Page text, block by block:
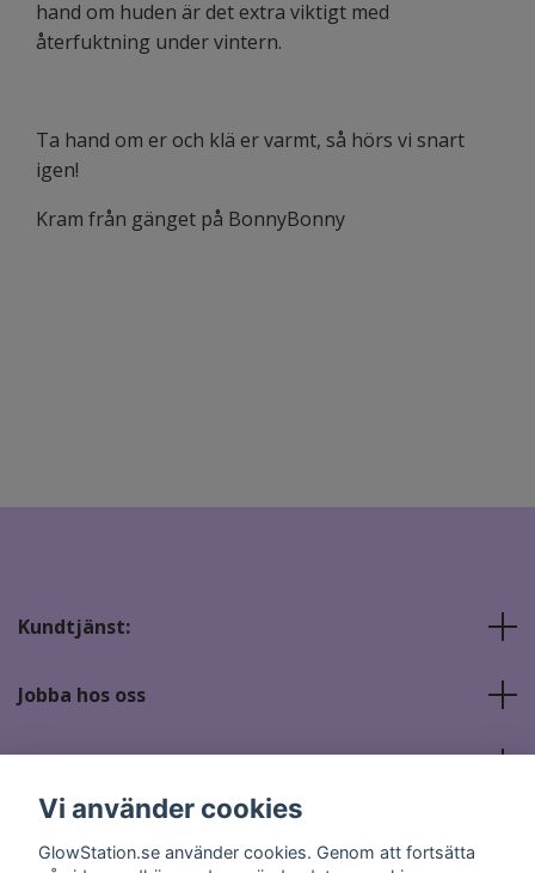
hand om huden är det extra viktigt med
återfuktning under vintern.
Ta hand om er och klä er varmt, så hörs vi snart
igen!
Kram från gänget på BonnyBonny
Kundtjänst:
Jobba hos oss
Sociala medier
Vi använder cookies
GlowStation.se använder cookies. Genom att fortsätta